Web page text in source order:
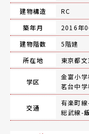
建物構造
RC
築年月
2016年
建物階数
5階建
所在地
東京都
学区
金富小学
茗台中学
交通
有楽町
総武線-